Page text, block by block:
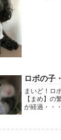
ロボの子
まいど！ロ
【まめ】の
が経過・・